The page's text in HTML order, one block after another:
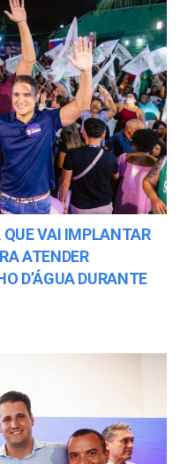
VAI IMPLANTAR
ATENDER
D’ÁGUA DURANTE